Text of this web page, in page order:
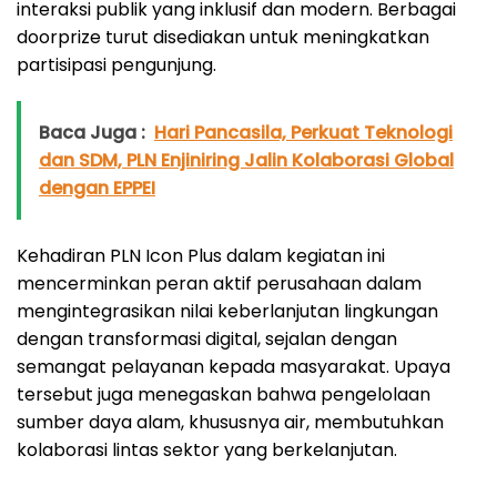
interaksi publik yang inklusif dan modern. Berbagai
doorprize turut disediakan untuk meningkatkan
partisipasi pengunjung.
Baca Juga : Hari Pancasila, Perkuat Teknologi
dan SDM, PLN Enjiniring Jalin Kolaborasi Global
dengan EPPEI
Kehadiran PLN Icon Plus dalam kegiatan ini
mencerminkan peran aktif perusahaan dalam
mengintegrasikan nilai keberlanjutan lingkungan
dengan transformasi digital, sejalan dengan
semangat pelayanan kepada masyarakat. Upaya
tersebut juga menegaskan bahwa pengelolaan
sumber daya alam, khususnya air, membutuhkan
kolaborasi lintas sektor yang berkelanjutan.